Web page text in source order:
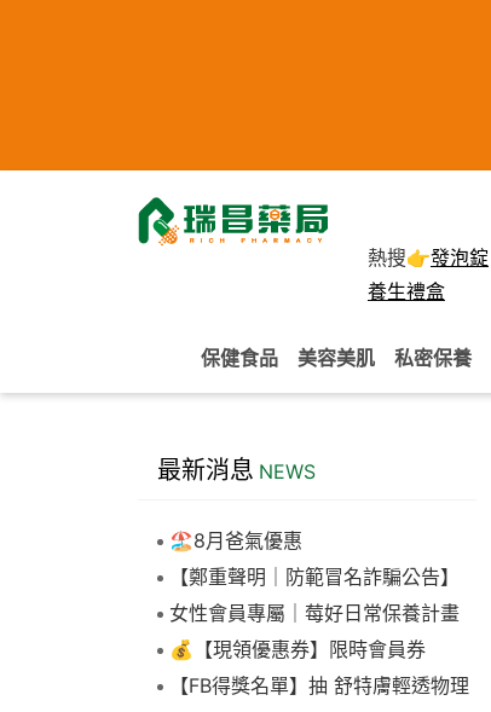
熱搜👉發泡錠
養生禮盒
保健食品 美容美肌 私密保養
最新消息 NEWS
🏖️8月爸氣優惠
【鄭重聲明｜防範冒名詐騙公告】
女性會員專屬｜莓好日常保養計畫
💰【現領優惠券】限時會員券
【FB得獎名單】抽 舒特膚輕透物理